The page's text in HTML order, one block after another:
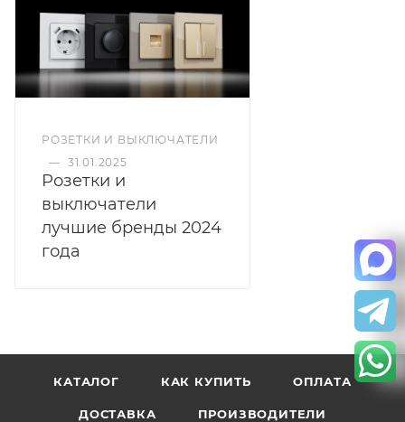
РОЗЕТКИ И ВЫКЛЮЧАТЕЛИ
— 31.01.2025
Розетки и
выключатели
лучшие бренды 2024
года
КАТАЛОГ КАК КУПИТЬ ОПЛАТА
ДОСТАВКА ПРОИЗВОДИТЕЛИ